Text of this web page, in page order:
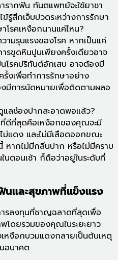
รากฟัน ทันตแพทย์จะใช้ยาชา
ข้รู้สึกเจ็บปวดระหว่างการรักษา
าโรคเหงือกนานแค่ไหน?
ามรุนแรงของโรค หากเป็นแค่
รขูดหินปูนเพียงครั้งเดียวอาจ
โรคปริทันต์อักเสบ อาจต้องมี
งเพื่อทำการรักษาอย่าง
งมีการนัดหมายเพื่อติดตามผลอ
แลช่องปากสะอาดพอแล้ว?
ที่สุดคือเหงือกของคุณจะมี
แดง และไม่มีเลือดออกขณะ
ากไม่มีกลิ่นปาก หรือไม่มีคราบ
นตอนเช้า ก็ถือว่าอยู่ในระดับที่
นและสุขภาพที่แข็งแรง
รลงทุนที่ชาญฉลาดที่สุดเพื่อ
โดยรวมของคุณในระยะยาว
งือกบวมแดงกลายเป็นต้นเหตุ
อนาคต